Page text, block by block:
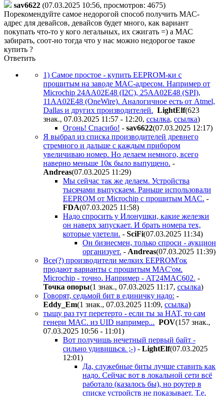
sav6622 (07.03.2025 10:56, просмотров: 4675)
Порекомендуйте самое недорогой способ получить МАС-
адрес для девайсов, девайсов будет много, как вариант
покупать что-то у кого легальных, их сжигать =) а МАС
забирать, соот-но тогда что у нас можно недорогое такое
купить ?
Ответить
1) Самое простое - купить EEPROM-ки с
прошитым на заводе MAC-адресом. Например от
Microchip 24AA02E48 (I2C), 25AA02E48 (SPI),
11AA02E48 (OneWire). Аналогичное есть от Atmel,
Dallas и других производителей. LightElf(623
знак., 07.03.2025 11:57 - 12:20, ссылка, ссылка)
Огонь! Спасибо! - sav6622(07.03.2025 12:17)
Я выбрал из списка производителей древнего
стремного и дальше с каждым прибором
увеличиваю номер. Но делаем немного, всего
наверно меньше 10к было выпущено. -
Andreas(07.03.2025 11:29)
Мы сейчас так же делаем. Устройства
тысячами выпускаем. Раньше использовали
EEPROM от Microchip с прошитым MAC. -
FDA(07.03.2025 11:58)
Надо спросить у Илонушки, какие железки
он наверх запускает. И брать номера тех,
которые улетели. - SciFi(07.03.2025 11:34)
Он бизнесмен, только спроси - аукцион
организует. - Andreas(07.03.2025 11:39)
Все(?) производители мелких EEPROM'ок
продают варианты с прошитым MAC'ом.
Microchip - точно. Например - AT24MAC602. -
Toчкa oпopы(1 знак., 07.03.2025 11:17, ссылка)
Говорят, седьмой бит в единичку надо: -
Eddy_Em(1 знак., 07.03.2025 11:09, ссылка)
тыщу раз тут перетерто - если ты за НАТ, то сам
генери MAC. из UID например... POV(157 знак.,
07.03.2025 10:56 - 11:01)
Вот получишь нечетный первый байт -
сильно удивишься. ;-) - LightElf(07.03.2025
12:01)
Да, служебные биты лучше ставить как
надо. Сейчас вот в локальной сети всё
работало (казалось бы), но роутер в
списке устройств не показывает. Т.е.